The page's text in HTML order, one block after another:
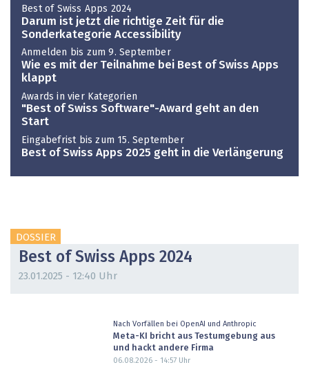
Best of Swiss Apps 2024
Darum ist jetzt die richtige Zeit für die
Sonderkategorie Accessibility
Anmelden bis zum 9. September
Wie es mit der Teilnahme bei Best of Swiss Apps
klappt
Awards in vier Kategorien
"Best of Swiss Software"-Award geht an den
Start
Eingabefrist bis zum 15. September
Best of Swiss Apps 2025 geht in die Verlängerung
DOSSIER
Best of Swiss Apps 2024
23.01.2025 - 12:40 Uhr
Nach Vorfällen bei OpenAI und Anthropic
Meta-KI bricht aus Testumgebung aus
und hackt andere Firma
06.08.2026 - 14:57Uhr